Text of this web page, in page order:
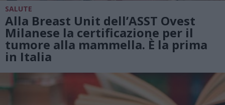
SALUTE
Alla Breast Unit dell’ASST Ovest
Milanese la certificazione per il
tumore alla mammella. È la prima
in Italia